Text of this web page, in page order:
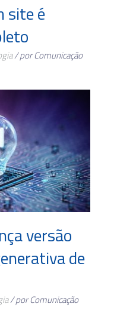
site é
/ por Comunicação
versão
de
/ por Comunicação